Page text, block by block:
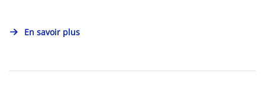
En savoir plus